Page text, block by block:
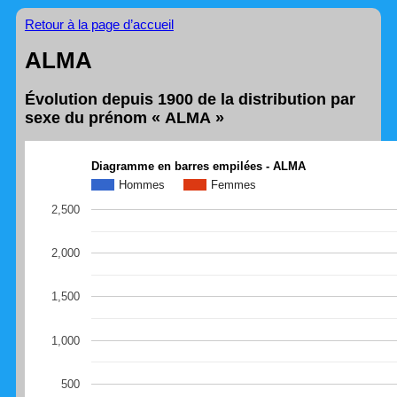
Retour à la page d’accueil
ALMA
Évolution depuis 1900 de la distribution par
sexe du prénom « ALMA »
Diagramme en barres empilées - ALMA
Hommes
Femmes
500
1,000
1,500
2,000
2,500